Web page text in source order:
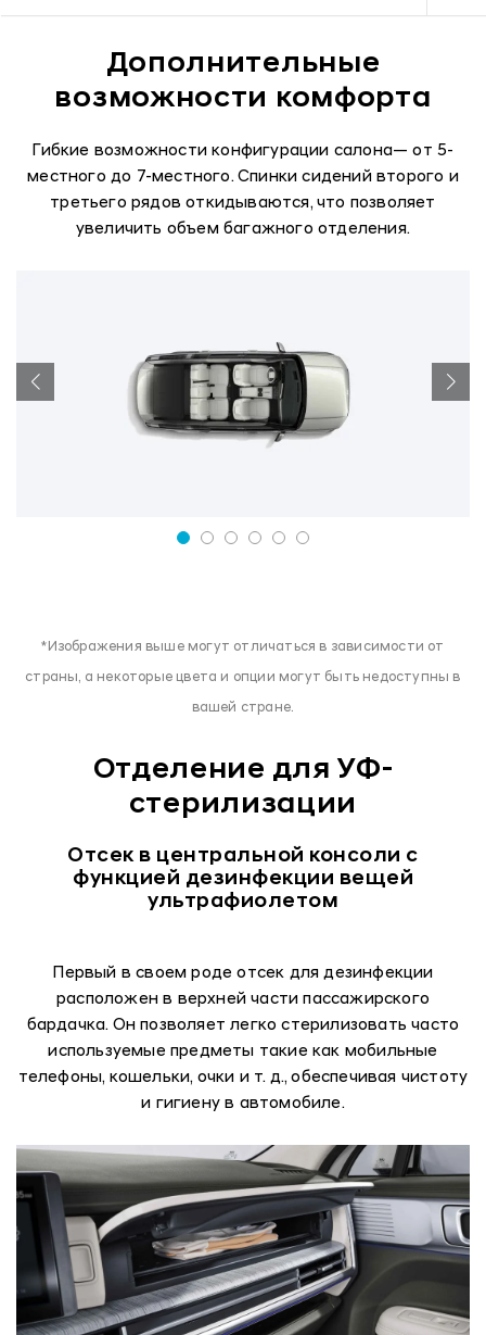
Дополнительные
возможности комфорта
Гибкие возможности конфигурации салона— от 5-
местного до 7-местного. Спинки сидений второго и
третьего рядов откидываются, что позволяет
увеличить объем багажного отделения.
*Изображения выше могут отличаться в зависимости от
страны, а некоторые цвета и опции могут быть недоступны в
вашей стране.
Отделение для УФ-
стерилизации
Отсек в центральной консоли с
функцией дезинфекции вещей
ультрафиолетом
Первый в своем роде отсек для дезинфекции
расположен в верхней части пассажирского
бардачка. Он позволяет легко стерилизовать часто
используемые предметы такие как мобильные
телефоны, кошельки, очки и т. д., обеспечивая чистоту
и гигиену в автомобиле.